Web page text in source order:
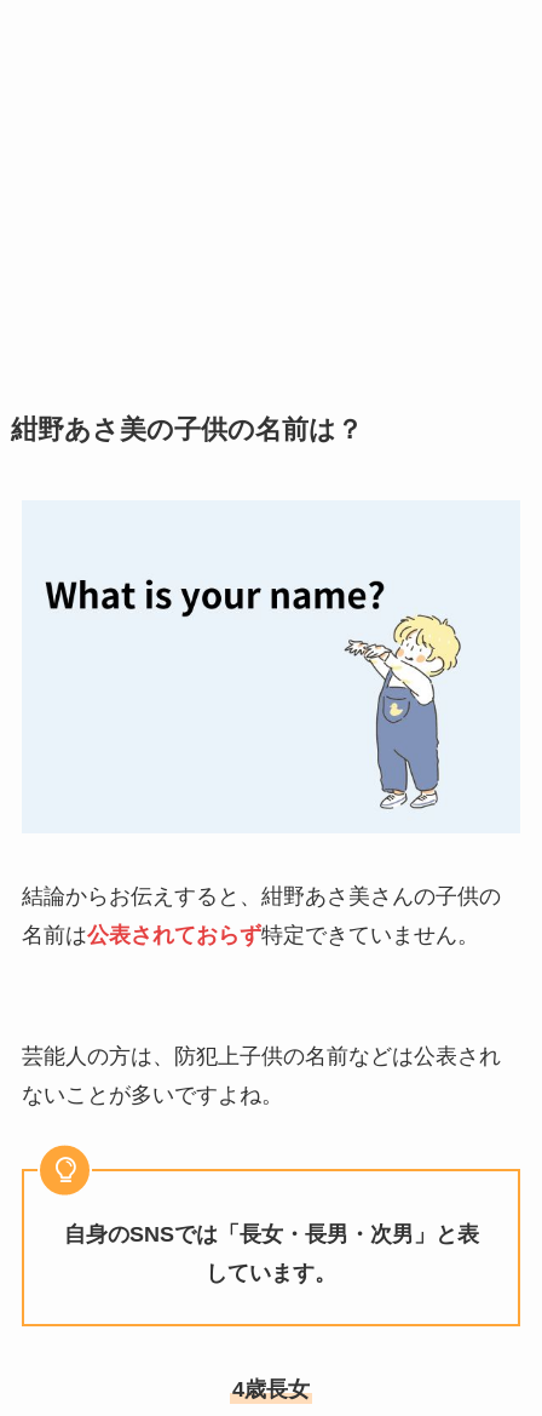
紺野あさ美の子供の名前は？
結論からお伝えすると、紺野あさ美さんの子供の
名前は公表されておらず特定できていません。
芸能人の方は、防犯上子供の名前などは公表され
ないことが多いですよね。
自身のSNSでは「長女・長男・次男」と表
しています。
4歳長女